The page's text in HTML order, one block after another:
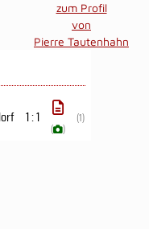
zum Profil
von
Pierre Tautenhahn
1 : 1
( )
(1)